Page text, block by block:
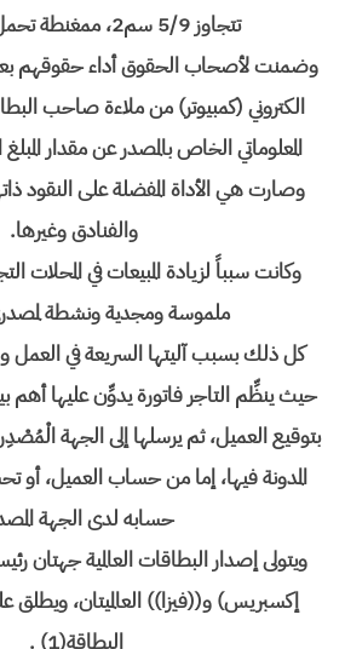
تتجاوز 5/9 سم2، ممغنطة تحمل رقماً رمزياً.
وضمنت لأصحاب الحقوق أداء حقوقهم
الكتروني (كمبيوتر) من ملاءة صاحب
المعلوماتي الخاص بالمصدر عن مقدار المبلغ
وصارت هي الأداة المفضلة على النقود
والفنادق وغيرها.
وكانت سبباً لزيادة المبيعات في المحلات
ملموسة ومجدية ونشطة
كل ذلك بسبب آليتها السريعة في
حيث ينظِّم التاجر فاتورة يدوِّن عليها أهم
بتوقيع العميل، ثم يرسلها إلى الجهة
المدونة فيها، إما من حساب العميل، أو
حسابه لدى الجهة
ويتولى إصدار البطاقات العالمية جهتان
إكسبريس) و((فيزا)) العالميتان، ويطلق
البطاقة(1) .